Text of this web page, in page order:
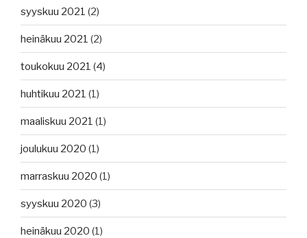
syyskuu 2021 (2)
heinäkuu 2021 (2)
toukokuu 2021 (4)
huhtikuu 2021 (1)
maaliskuu 2021 (1)
joulukuu 2020 (1)
marraskuu 2020 (1)
syyskuu 2020 (3)
heinäkuu 2020 (1)